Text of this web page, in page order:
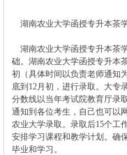
湖南农业大学函授专升本茶
湖南农业大学函授专升本茶
础 。湖南农业大学函授专升本
初（具体时间以负责老师通知
底到12月初，进行录取。大专
分数线以当年考试院教育厅录
通知到各位考生，自己也可以
农业大学录取。录取后15个工
安排学习课程和教学计划。确
毕业和学习。